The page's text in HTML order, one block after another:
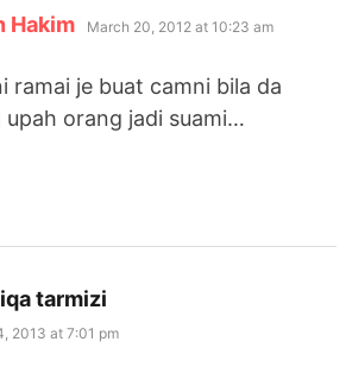
Hakim says:
March 20, 2012 at 10:23 am
ramai je buat camni bila da
upah orang jadi suami…
tarmizi
2013 at 7:01 pm